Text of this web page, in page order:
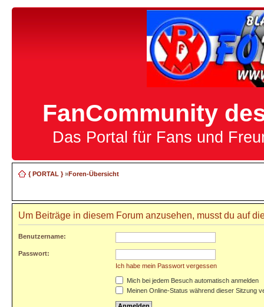
FanCommunity
Das Portal für Fans und
{ PORTAL }»Foren-Übersicht
Um Beiträge in diesem Forum anzusehen, musst du auf
Benutzername:
Passwort:
Ich habe mein Passwort vergessen
Mich bei jedem Besuch automatisch anmelden
Meinen Online-Status während dieser Sitzung